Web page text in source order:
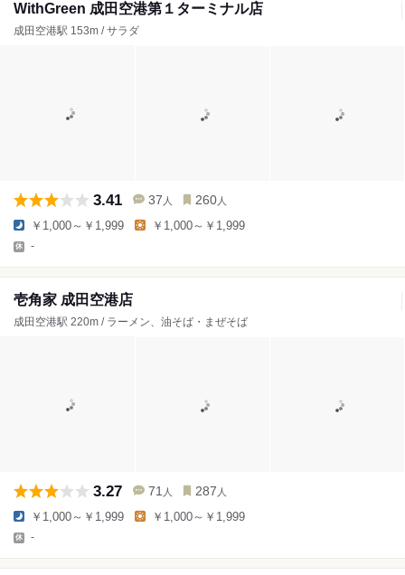
WithGreen 成田空港第１ターミナル店
成田空港駅 153m / サラダ
3.41 37 人 260 人
￥1,000～￥1,999 ￥1,000～￥1,999
-
壱角家 成田空港店
成田空港駅 220m / ラーメン、油そば・まぜそば
3.27 71 人 287 人
￥1,000～￥1,999 ￥1,000～￥1,999
-